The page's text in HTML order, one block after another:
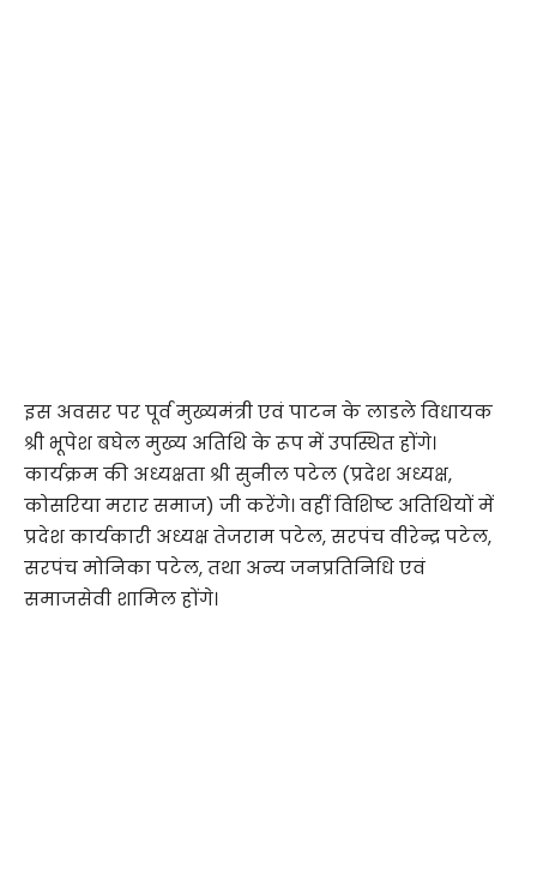
इस अवसर पर पूर्व मुख्यमंत्री एवं पाटन के लाडले विधायक
श्री भूपेश बघेल मुख्य अतिथि के रूप में उपस्थित होंगे।
कार्यक्रम की अध्यक्षता श्री सुनील पटेल (प्रदेश अध्यक्ष,
कोसरिया मरार समाज) जी करेंगे। वहीं विशिष्ट अतिथियों में
प्रदेश कार्यकारी अध्यक्ष तेजराम पटेल, सरपंच वीरेन्द्र पटेल,
सरपंच मोनिका पटेल, तथा अन्य जनप्रतिनिधि एवं
समाजसेवी शामिल होंगे।